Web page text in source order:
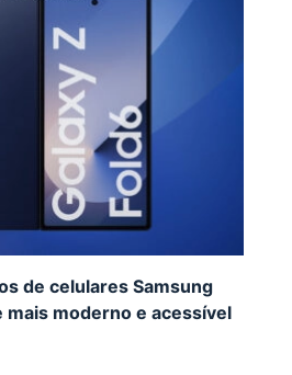
de celulares Samsung
mais moderno e acessível